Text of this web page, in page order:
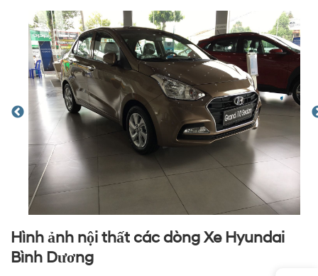
Hình ảnh nội thất các dòng Xe Hyundai
Bình Dương